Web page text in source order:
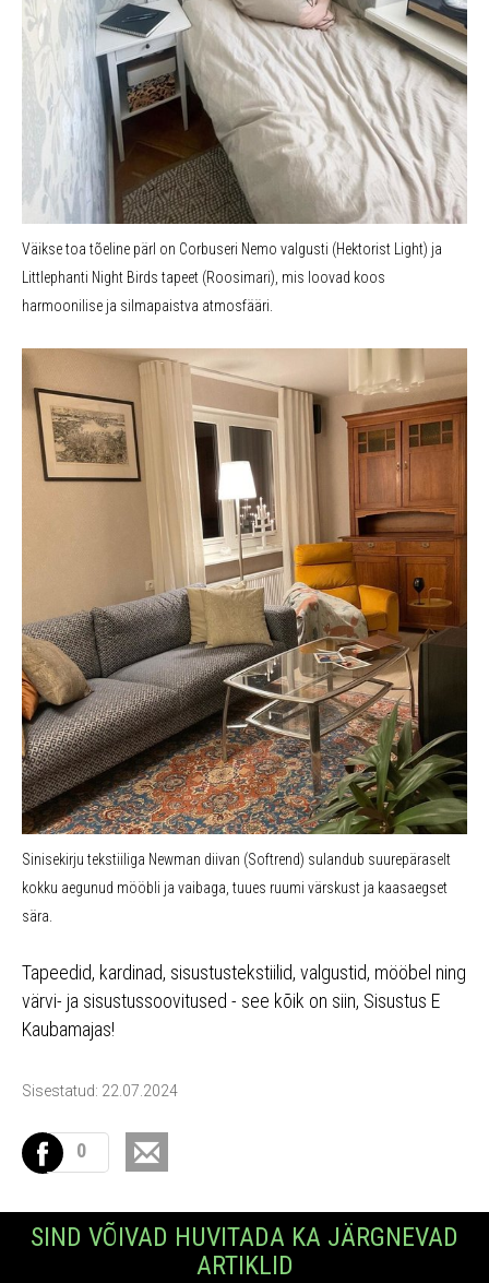
Väikse toa tõeline pärl on Corbuseri Nemo valgusti (Hektorist Light) ja
Littlephanti Night Birds tapeet (Roosimari), mis loovad koos
harmoonilise ja silmapaistva atmosfääri.
Sinisekirju tekstiiliga Newman diivan (Softrend) sulandub suurepäraselt
kokku aegunud mööbli ja vaibaga, tuues ruumi värskust ja kaasaegset
sära.
Tapeedid, kardinad, sisustustekstiilid, valgustid, mööbel ning
värvi- ja sisustussoovitused - see kõik on siin, Sisustus E
Kaubamajas!
Sisestatud: 22.07.2024
0
SIND VÕIVAD HUVITADA KA JÄRGNEVAD
ARTIKLID